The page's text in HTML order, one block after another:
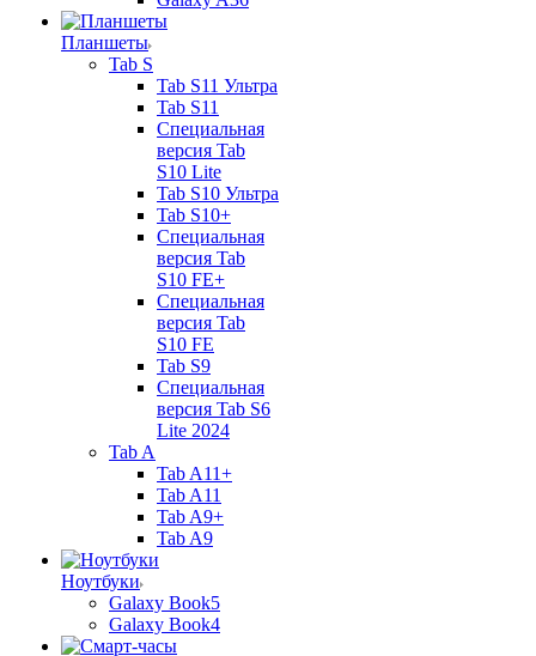
Планшеты
Tab S
Tab S11 Ультра
Tab S11
Специальная
версия Tab
S10 Lite
Tab S10 Ультра
Tab S10+
Специальная
версия Tab
S10 FE+
Специальная
версия Tab
S10 FE
Tab S9
Специальная
версия Tab S6
Lite 2024
Tab A
Tab A11+
Tab A11
Tab A9+
Tab A9
Ноутбуки
Galaxy Book5
Galaxy Book4